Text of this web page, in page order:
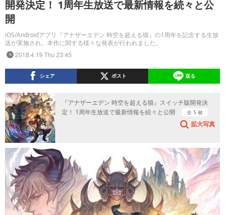
開発決定！ 1周年生放送で最新情報を続々と公
開
iOS/Androidアプリ『アナザーエデン 時空を超える猫』の1周年を記念する生放
送が実施され、本作に関する様々な発表が行われました。
2018.4.19 Thu 23:45
シェア ポスト 送る
『アナザーエデン 時空を超える猫』スイッチ版開発決
定！ 1周年生放送で最新情報を続々と公開
全 5 枚
拡大写真